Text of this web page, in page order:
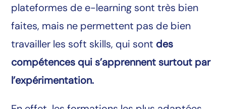
plateformes de e-learning sont très bien
faites, mais ne permettent pas de bien
travailler les soft skills, qui sont des
compétences qui s’apprennent surtout par
l’expérimentation.